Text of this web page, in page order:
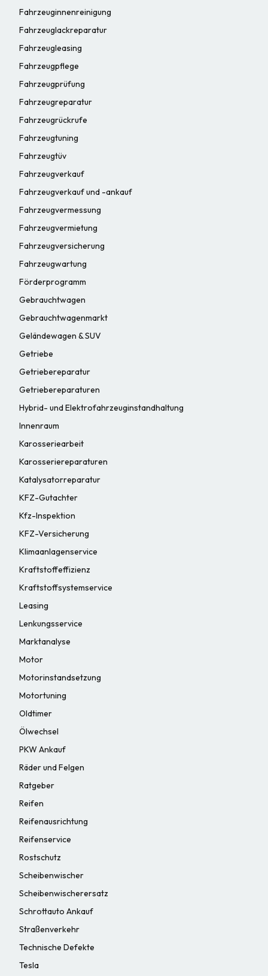
Fahrzeuginnenreinigung
Fahrzeuglackreparatur
Fahrzeugleasing
Fahrzeugpflege
Fahrzeugprüfung
Fahrzeugreparatur
Fahrzeugrückrufe
Fahrzeugtuning
Fahrzeugtüv
Fahrzeugverkauf
Fahrzeugverkauf und -ankauf
Fahrzeugvermessung
Fahrzeugvermietung
Fahrzeugversicherung
Fahrzeugwartung
Förderprogramm
Gebrauchtwagen
Gebrauchtwagenmarkt
Geländewagen & SUV
Getriebe
Getriebereparatur
Getriebereparaturen
Hybrid- und Elektrofahrzeuginstandhaltung
Innenraum
Karosseriearbeit
Karosseriereparaturen
Katalysatorreparatur
KFZ-Gutachter
Kfz-Inspektion
KFZ-Versicherung
Klimaanlagenservice
Kraftstoffeffizienz
Kraftstoffsystemservice
Leasing
Lenkungsservice
Marktanalyse
Motor
Motorinstandsetzung
Motortuning
Oldtimer
Ölwechsel
PKW Ankauf
Räder und Felgen
Ratgeber
Reifen
Reifenausrichtung
Reifenservice
Rostschutz
Scheibenwischer
Scheibenwischerersatz
Schrottauto Ankauf
Straßenverkehr
Technische Defekte
Tesla